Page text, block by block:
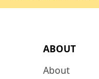
ABOUT
About